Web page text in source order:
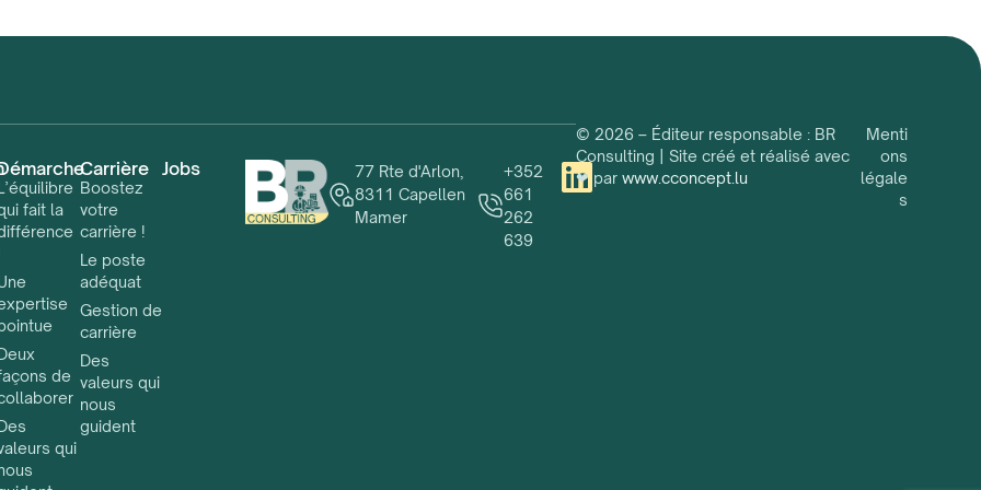
fait la
de
qui
Carrière
Boostez
votre
carrière !
Le poste
adéquat
Gestion de
carrière
Des
valeurs qui
nous
guident
Jobs
77 Rte d'Arlon,
8311 Capellen
Mamer
+352
661
262
639
© 2026 – Éditeur responsable : BR
Consulting | Site créé et réalisé avec
❤ parwww.cconcept.lu
Menti
ons
légale
s